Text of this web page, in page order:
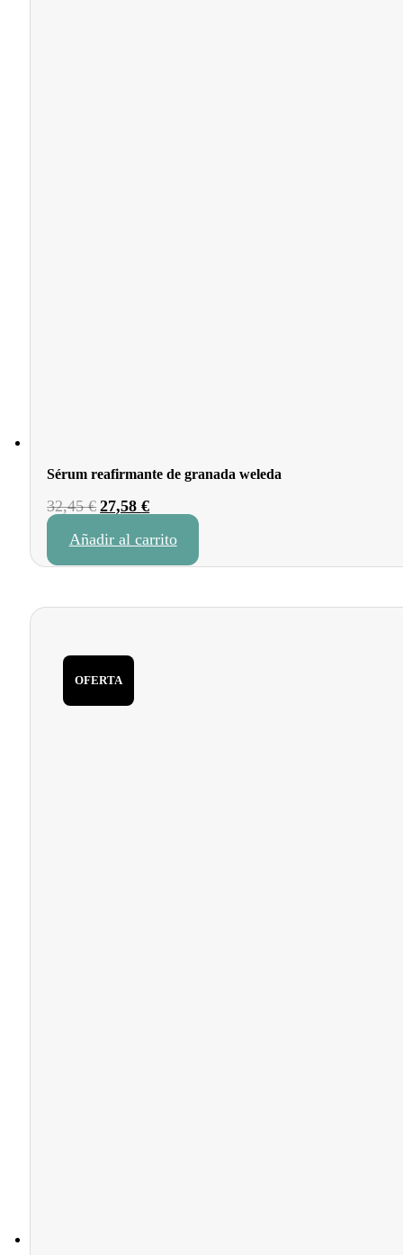
Sérum reafirmante de granada weleda
32,45€ El
original
27,58€El
actual
Añadir al carrito
OFERTA